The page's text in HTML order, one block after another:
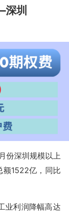
圳
份深圳规模以上
额1522亿，同比
业利润降幅高达